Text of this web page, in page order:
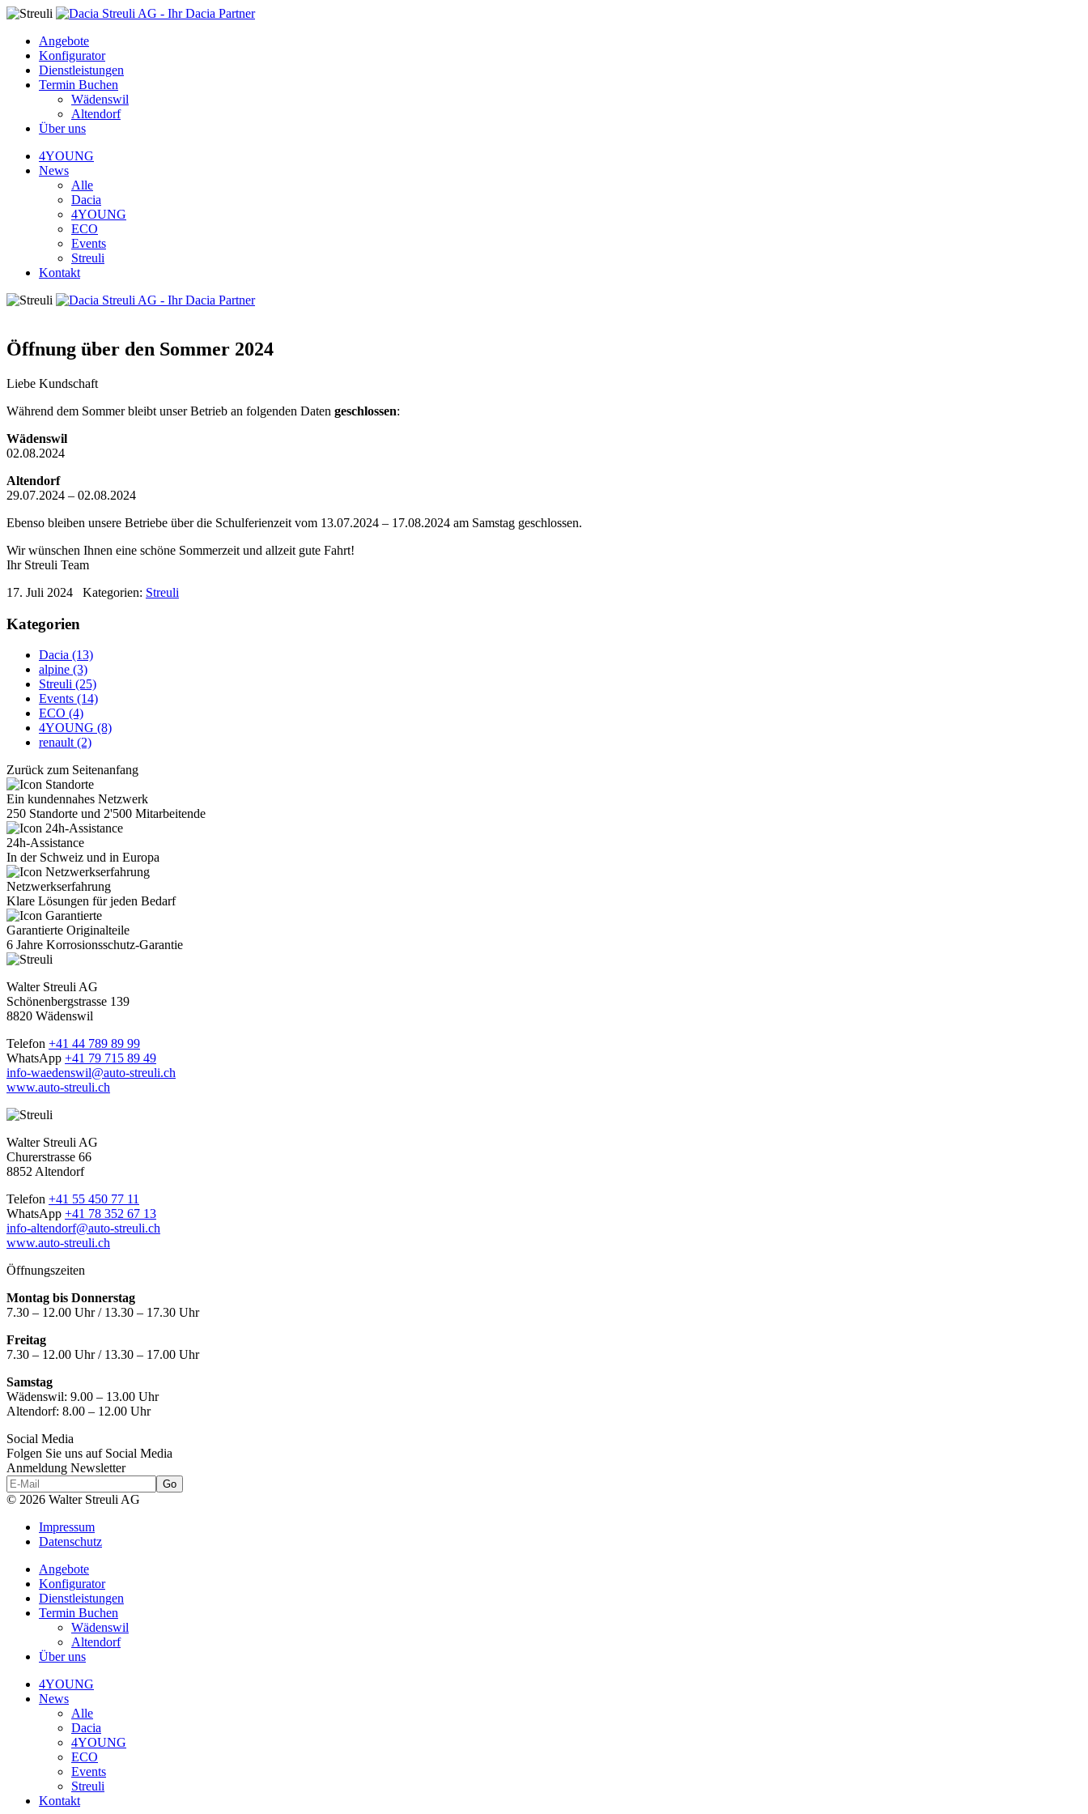
Angebote
Konfigurator
Dienstleistungen
Termin Buchen
Wädenswil
Altendorf
Über uns
4YOUNG
News
Alle
Dacia
4YOUNG
ECO
Events
Streuli
Kontakt
Öffnung über den Sommer 2024
Liebe Kundschaft
Während dem Sommer bleibt unser Betrieb an folgenden Daten geschlossen:
Wädenswil
02.08.2024
Altendorf
29.07.2024 – 02.08.2024
Ebenso bleiben unsere Betriebe über die Schulferienzeit vom 13.07.2024 – 17.08.2024 am Samstag geschlossen.
Wir wünschen Ihnen eine schöne Sommerzeit und allzeit gute Fahrt!
Ihr Streuli Team
17. Juli 2024
Kategorien: Streuli
Kategorien
Dacia (13)
alpine (3)
Streuli (25)
Events (14)
ECO (4)
4YOUNG (8)
renault (2)
Zurück zum Seitenanfang
Ein kundennahes Netzwerk
250 Standorte und 2'500 Mitarbeitende
24h-Assistance
In der Schweiz und in Europa
Netzwerkserfahrung
Klare Lösungen für jeden Bedarf
Garantierte Originalteile
6 Jahre Korrosionsschutz-Garantie
Walter Streuli AG
Schönenbergstrasse 139
8820 Wädenswil
Telefon +41 44 789 89 99
WhatsApp +41 79 715 89 49
info-waedenswil@auto-streuli.ch
www.auto-streuli.ch
Walter Streuli AG
Churerstrasse 66
8852 Altendorf
Telefon +41 55 450 77 11
WhatsApp +41 78 352 67 13
info-altendorf@auto-streuli.ch
www.auto-streuli.ch
Öffnungszeiten
Montag bis Donnerstag
7.30 – 12.00 Uhr / 13.30 – 17.30 Uhr
Freitag
7.30 – 12.00 Uhr / 13.30 – 17.00 Uhr
Samstag
Wädenswil: 9.00 – 13.00 Uhr
Altendorf: 8.00 – 12.00 Uhr
Social Media
Folgen Sie uns auf Social Media
Anmeldung Newsletter
© 2026 Walter Streuli AG
Impressum
Datenschutz
Angebote
Konfigurator
Dienstleistungen
Termin Buchen
Wädenswil
Altendorf
Über uns
4YOUNG
News
Alle
Dacia
4YOUNG
ECO
Events
Streuli
Kontakt